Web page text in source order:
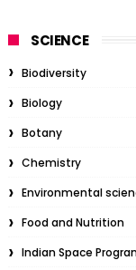
SCIENCE
Biodiversity
Biology
Botany
Chemistry
Environmental
Food and Nutrition
Indian Space